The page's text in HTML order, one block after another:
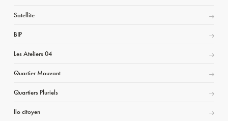
Satellite
BIP
Les Ateliers 04
Quartier Mouvant
Quartiers Pluriels
Ilo citoyen